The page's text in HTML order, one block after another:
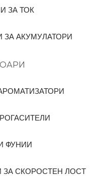
ЗА ТОК
ЗА АКУМУЛАТОРИ
ФУНИИ
ЗА СКОРОСТЕН ЛОСТ